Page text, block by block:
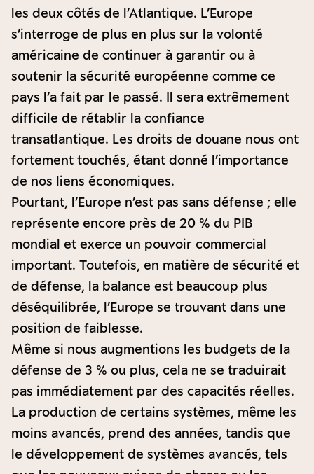
les deux côtés de l’Atlantique. L’Europe
s’interroge de plus en plus sur la volonté
américaine de continuer à garantir ou à
soutenir la sécurité européenne comme ce
pays l’a fait par le passé. Il sera extrêmement
difficile de rétablir la confiance
transatlantique. Les droits de douane nous ont
fortement touchés, étant donné l’importance
de nos liens économiques.
Pourtant, l’Europe n’est pas sans défense ; elle
représente encore près de 20 % du PIB
mondial et exerce un pouvoir commercial
important. Toutefois, en matière de sécurité et
de défense, la balance est beaucoup plus
déséquilibrée, l’Europe se trouvant dans une
position de faiblesse.
Même si nous augmentions les budgets de la
défense de 3 % ou plus, cela ne se traduirait
pas immédiatement par des capacités réelles.
La production de certains systèmes, même les
moins avancés, prend des années, tandis que
le développement de systèmes avancés, tels